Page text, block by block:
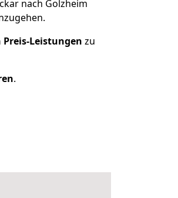
nach Golzheim
Preis-Leistungen zu
.